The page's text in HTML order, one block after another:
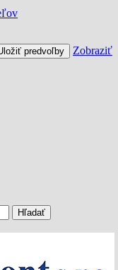
predvoľby
Zobraziť